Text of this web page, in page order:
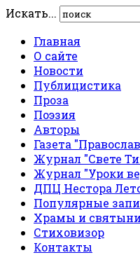
Искать...
Главная
О сайте
Новости
Публицистика
Проза
Поэзия
Авторы
Газета
Журнал "Свете
Журнал "Уроки
ДПЦ Нестора
Популярные
Храмы и святыни
Стиховизор
Контакты